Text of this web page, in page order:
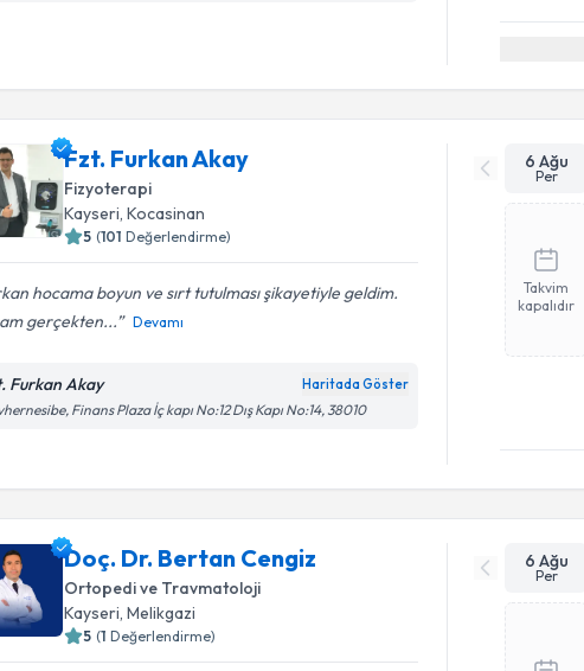
Fzt. Furkan Akay
Fizyoterapi
Kayseri, Kocasinan
5 (101 Değerlendirme)
hocama boyun ve sırt tutulması şikayetiyle geldim.
gerçekten...
Devamı
Furkan Akay Haritada Göster
Finans Plaza İç kapı No:12 Dış Kapı No:14, 38010
6 Ağu
Per
Takvim
kapalıdır
Doç. Dr. Bertan Cengiz
Ortopedi ve Travmatoloji
Kayseri, Melikgazi
5 (1 Değerlendirme)
6 Ağu
Per